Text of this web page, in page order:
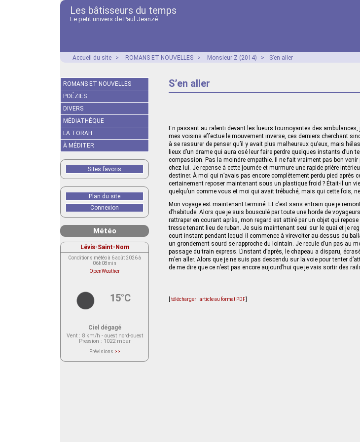
Les bâtisseurs du temps
Le petit univers de Paul Jeanzé
Accueil du site > ROMANS ET NOUVELLES > Monsieur Z (2014) > S’en aller
S’en aller
En passant au ralenti devant les lueurs tournoyantes des ambulances,
mes voisins effectue le mouvement inverse, ces derniers cherchant
à se rassurer de penser qu’il y avait plus malheureux qu’eux, mais
lieux d’un drame qui aura osé leur faire perdre quelques instants d’un
compassion. Pas la moindre empathie. Il ne fait vraiment pas bon venir
chez lui. Je repense à cette journée et murmure une rapide prière
destiner. À moi qui n’avais pas encore complètement perdu pied après
certainement reposer maintenant sous un plastique froid ? Était-il un
quelqu’un comme vous et moi qui avait trébuché, mais qui cette fois, ne
Mon voyage est maintenant terminé. Et c’est sans entrain que je
d’habitude. Alors que je suis bousculé par toute une horde de
rattraper en courant après, mon regard est attiré par un objet qui
tresse tenant lieu de ruban. Je suis maintenant seul sur le quai et je
court instant pendant lequel il commence à virevolter au-dessus du
un grondement sourd se rapproche du lointain. Je recule d’un pas au
passage du train express. L’instant d’après, le chapeau a disparu,
m’en aller. Alors que je ne suis pas descendu sur la voie pour tenter
de me dire que ce n’est pas encore aujourd’hui que je vais sortir des
télécharger l'article au format PDF
ROMANS ET NOUVELLES
POÉZIES
DIVERS
MÉDIATHÈQUE
LA TORAH
À MÉDITER
Sites favoris
Plan du site
Connexion
Météo
Lévis-Saint-Nom
Conditions météo à 6 août 2026 à
06h08min
OpenWeather
15°C
Ciel dégagé
Vent: 8 km/h - ouest nord-ouest
Pression : 1022 mbar
Prévisions >>
actuellement aucune prévision